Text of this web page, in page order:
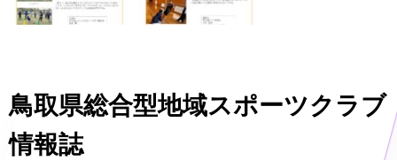
鳥取県総合型地域スポーツクラブ
情報誌